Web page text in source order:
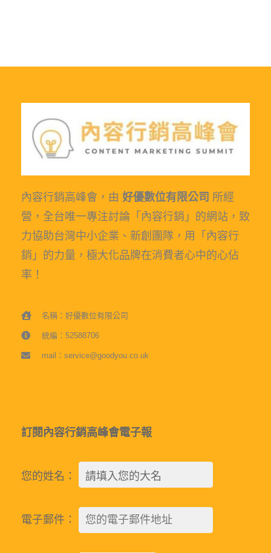
內容行銷高峰會，由 好優數位有限公司 所經
營，全台唯一專注討論「內容行銷」的網站，致
力協助台灣中小企業、新創團隊，用「內容行
銷」的力量，極大化品牌在消費者心中的心佔
率！
名稱：好優數位有限公司
統編：52588706
mail：service@goodyou.co.uk
訂閱內容行銷高峰會電子報
您的姓名：
電子郵件：